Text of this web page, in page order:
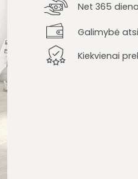
Net 365
Galimybė
Kiekvienai